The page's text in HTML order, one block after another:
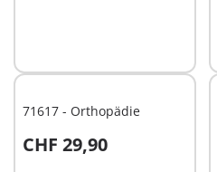
71617 - Orthopädie
CHF 29,90
In den Warenkorb